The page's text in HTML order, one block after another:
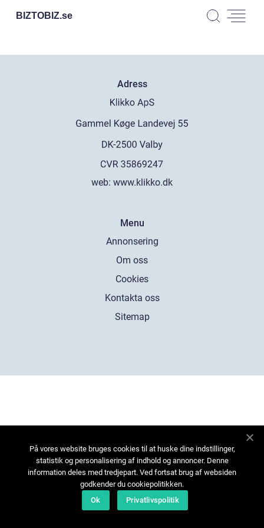
BIZTOBIZ.se
Adress
web: www.klikko.dk
Menu
Annonsering
Om oss
Cookies
Kontakta oss
Sitemap
På vores website bruges cookies til at huske dine indstillinger,
statistik og personalisering af indhold og annoncer. Denne
information deles med tredjepart. Ved fortsat brug af websiden
godkender du cookiepolitikken.
Ok
Privatlivspolitik